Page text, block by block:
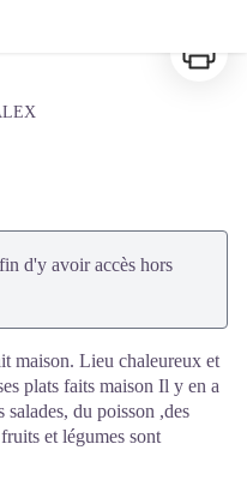
d'y avoir accès hors
maison. Lieu chaleureux et
plats faits maison Il y en a
salades, du poisson ,des
et légumes sont